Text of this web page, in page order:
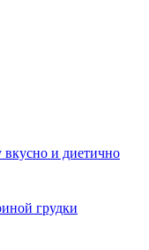
и диетично
грудки